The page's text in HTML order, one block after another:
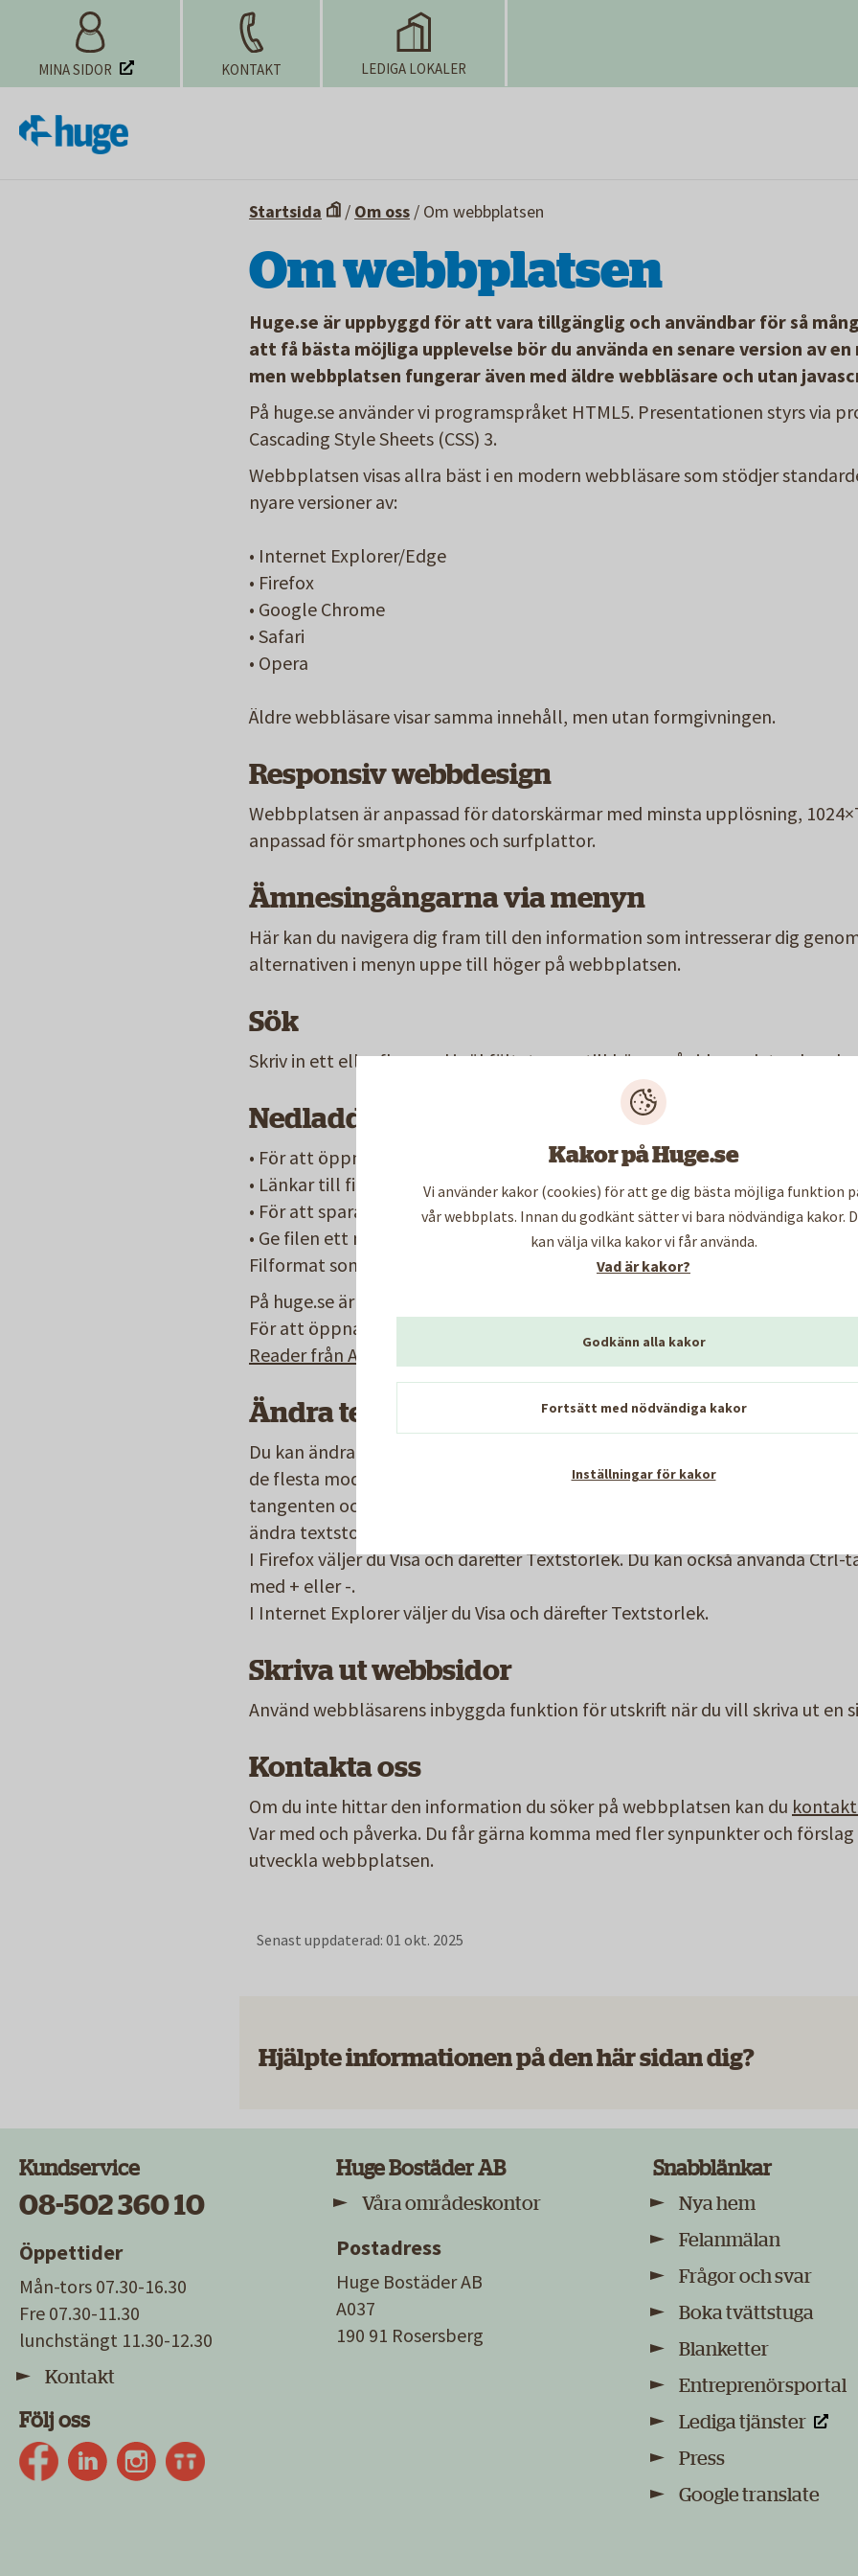
Kakor på Huge.se
Vi använder kakor (cookies) för att ge dig bästa möjliga funktion
vår webbplats. Innan du godkänt sätter vi bara nödvändiga kakor.
kan välja vilka kakor vi får använda.
Vad är kakor?
Godkänn alla kakor
Fortsätt med nödvändiga kakor
Inställningar för kakor
MINA SIDOR KONTAKT LEDIGA LOKALER
Startsida / Om oss / Om webbplatsen
Om webbplatsen
Huge.se är uppbyggd för att vara tillgänglig och användbar för så
att få bästa möjliga upplevelse bör du använda en senare version av
men webbplatsen fungerar även med äldre webbläsare och utan
På huge.se använder vi programspråket HTML5. Presentationen styrs via
Cascading Style Sheets (CSS) 3.
Webbplatsen visas allra bäst i en modern webbläsare som stödjer
nyare versioner av:
• Internet Explorer/Edge
• Firefox
• Google Chrome
• Safari
• Opera
Äldre webbläsare visar samma innehåll, men utan formgivningen.
Responsiv webbdesign
Webbplatsen är anpassad för datorskärmar med minsta upplösning,
anpassad för smartphones och surfplattor.
Ämnesingångarna via menyn
Här kan du navigera dig fram till den information som intresserar dig
alternativen i menyn uppe till höger på webbplatsen.
Sök
Skriv in ett eller flera ord i sökfältet uppe till höger på sidan och tryck
Nedladdning av filer
• För att öppna en fil - klicka på länken.
• Länkar till filer öppnas automatiskt i nya fönster.
• För att spara hem en fil på högerklicka med musen på länken och välj
• Ge filen ett namn och välj en plats på din dator vad den ska sparas.
Filformat som används på webbplatsen är PDF, Word, Excel och Powerpoint.
På huge.se är pdf det vanligaste filformatet för dokument och blanketter.
För att öppna pdf-filer krävs programvaran Acrobat Reader som är gratis.
Reader från Adobes webbplats.
Ändra textstorlek
Du kan ändra textstorleken på webbplatsen genom att ändra
de flesta moderna webbläsare gör du det genom att hålla ner Ctrl
tangenten och snurra på mushjulet/styrplattan. Om inte det fungerar
ändra textstorlek i din webbläsare.
I Firefox väljer du Visa och därefter Textstorlek. Du kan också använda
med + eller -.
I Internet Explorer väljer du Visa och därefter Textstorlek.
Skriva ut webbsidor
Använd webbläsarens inbyggda funktion för utskrift när du vill skriva ut en
Kontakta oss
Om du inte hittar den information du söker på webbplatsen kan du
Var med och påverka. Du får gärna komma med fler synpunkter och
utveckla webbplatsen.
Senast uppdaterad: 01 okt. 2025
Hjälpte informationen på den här sidan dig?
Kundservice
08-502 360 10
Öppettider
Mån-tors 07.30-16.30
Fre 07.30-11.30
lunchstängt 11.30-12.30
Kontakt
Följ oss
Huge Bostäder AB
Våra områdeskontor
Postadress
Huge Bostäder AB
A037
190 91 Rosersberg
Snabblänkar
Nya hem
Felanmälan
Frågor och svar
Boka tvättstuga
Blanketter
Entreprenörsportal
Lediga tjänster
Press
Google translate